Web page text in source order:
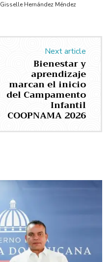
Gisselle Hernández Méndez
Next article
Bienestar y
aprendizaje
marcan el inicio
del Campamento
Infantil
COOPNAMA 2026